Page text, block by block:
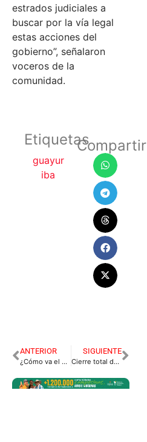
estrados judiciales a
buscar por la vía legal
estas acciones del
gobierno”, señalaron
voceros de la
comunidad.
Etiquetas
guayur
iba
Compartir
ANTERIOR
¿Cómo va el contrato por $42 mil millones de la planta de agua La Esmeralda?
SIGUIENTE
Cierre total del puente sobre el río Yucao,en la vía Puerto López – Puerto Gaitán